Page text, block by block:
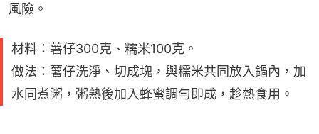
風險。
材料：薯仔300克、糯米100克。
做法：薯仔洗淨、切成塊，與糯米共同放入鍋內，加
水同煮粥，粥熟後加入蜂蜜調勻即成，趁熱食用。